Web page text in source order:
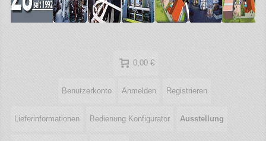
0,00 €
Benutzerkonto Anmelden Registrieren
Lieferinformationen Bedienung Konfigurator Ausstellung